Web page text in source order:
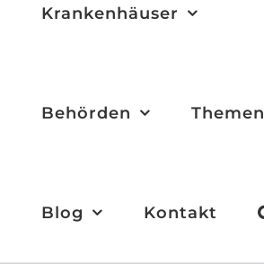
Krankenhäuser
Behörden Themen
Blog Kontakt